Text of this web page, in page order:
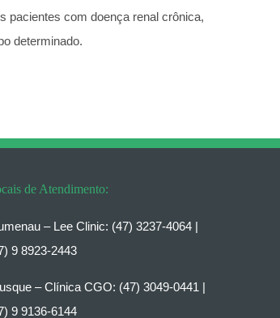
pacientes com doença renal crônica,
determinado.
de Atendimento:
– Lee Clinic: (47) 3237-4064 |
9 8923-2443
– Clínica CGO: (47) 3049-0441 |
9 9136-6144